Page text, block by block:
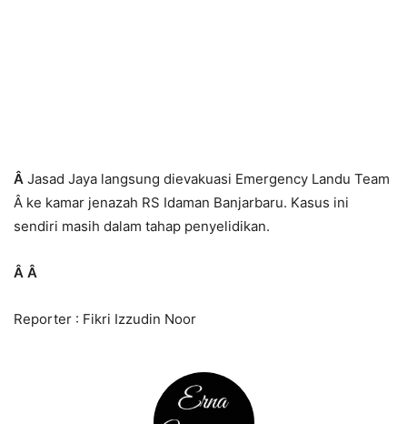
Â Jasad Jaya langsung dievakuasi Emergency Landu Team
Â ke kamar jenazah RS Idaman Banjarbaru. Kasus ini
sendiri masih dalam tahap penyelidikan.
Â Â
Reporter : Fikri Izzudin Noor